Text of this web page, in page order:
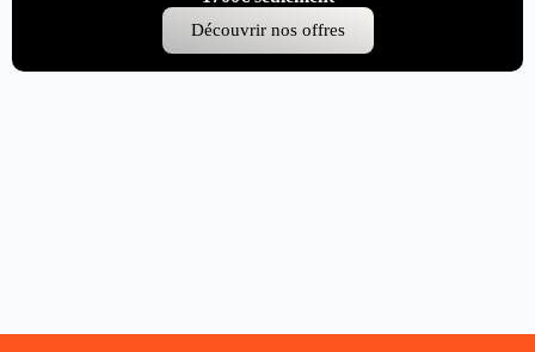
Découvrir nos offres